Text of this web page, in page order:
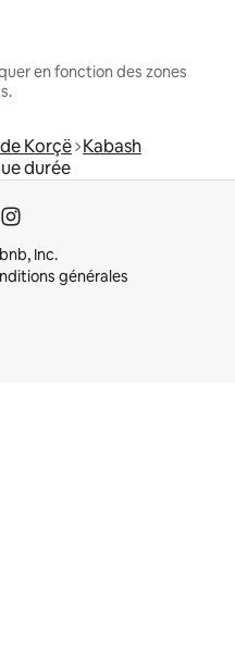
en fonction des zones
Korçë Kabash
durée
Inc.
générales